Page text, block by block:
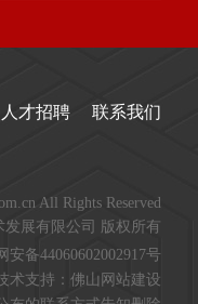
人才招聘 联系我们
All Rights Reserved
发展有限公司 版权所有
备44060602002917号
术支持：佛山网站建设